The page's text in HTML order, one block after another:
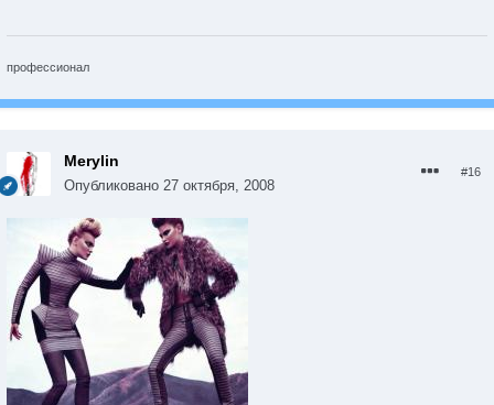
профессионал
Merylin
Опубликовано 27 октября, 2008
#16